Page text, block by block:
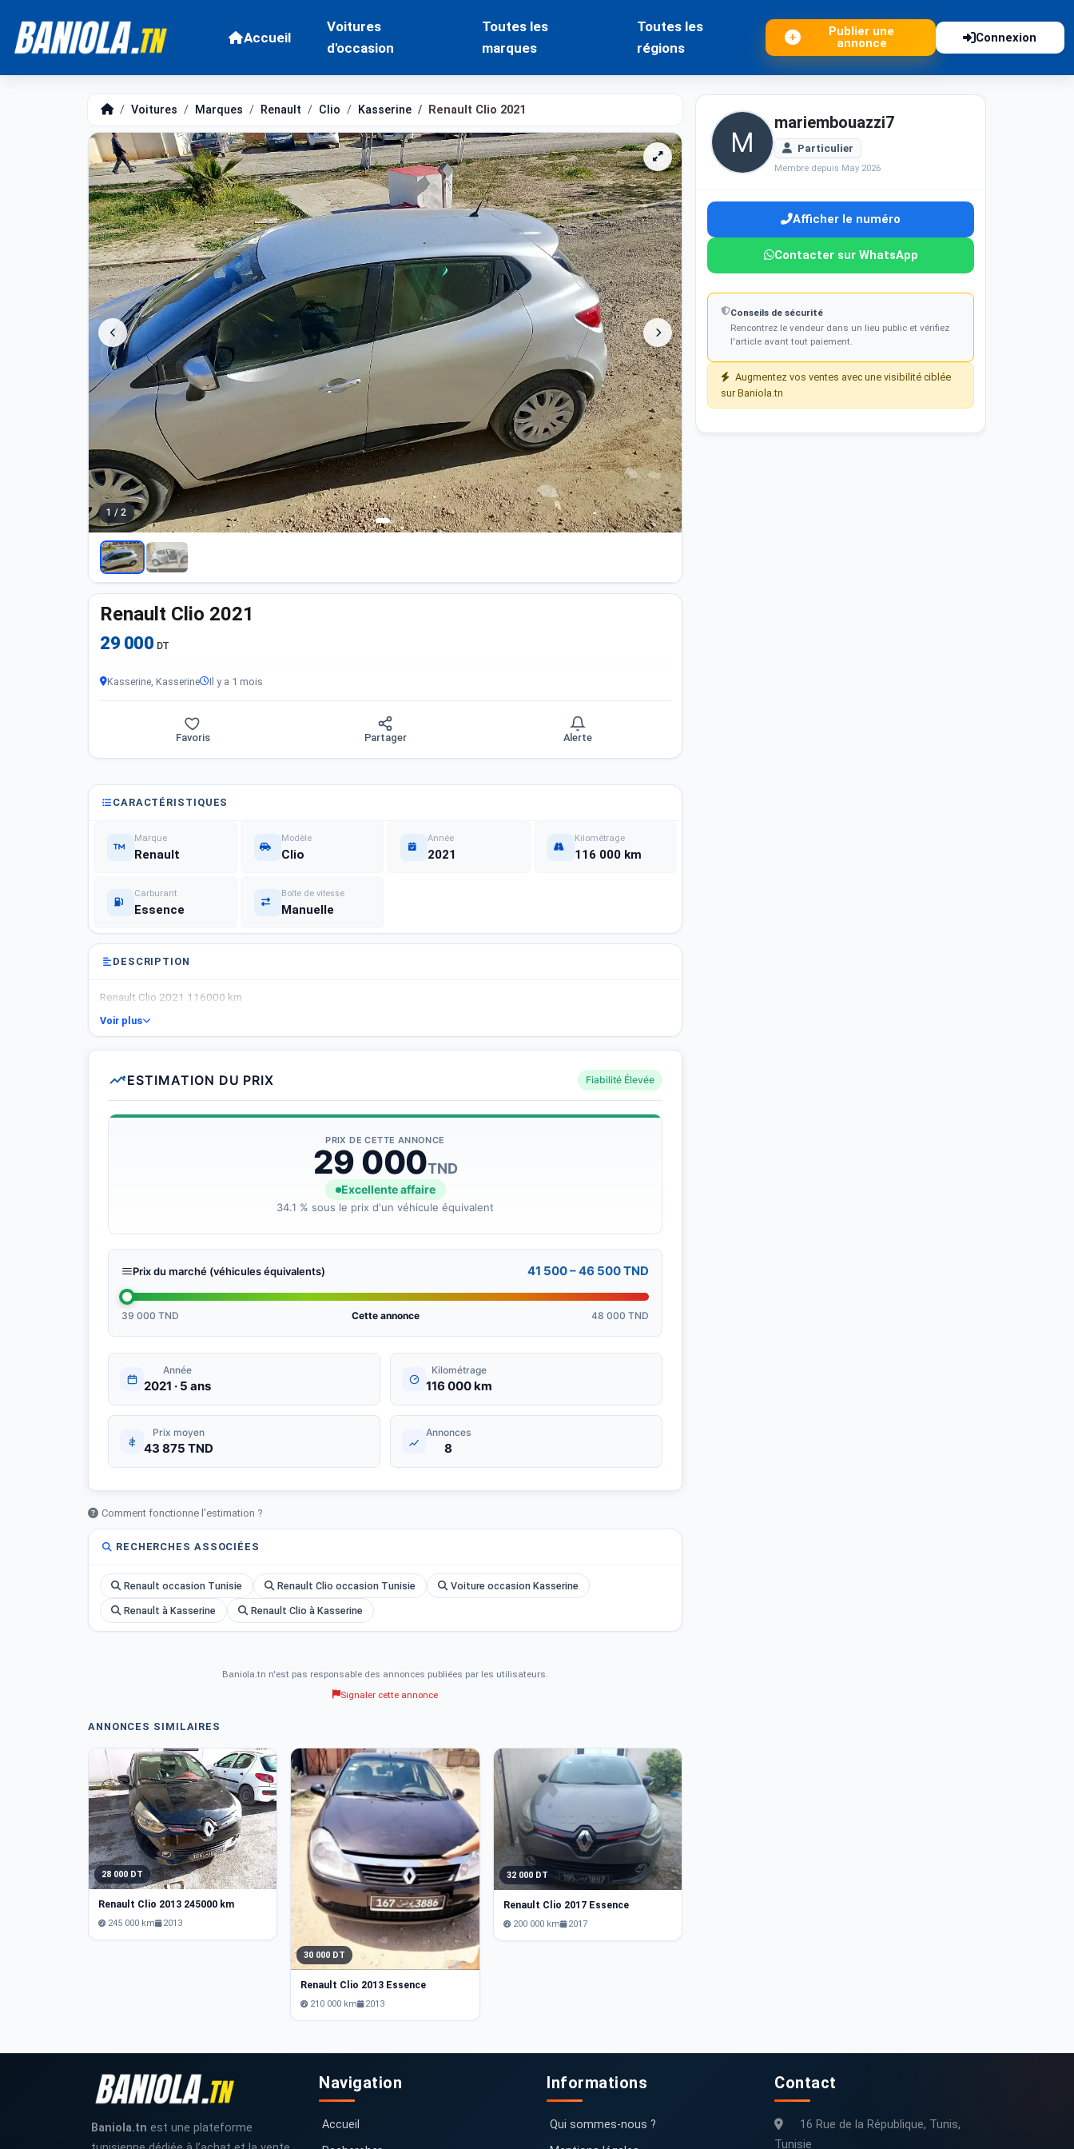
Accueil
Voitures
d'occasion
Toutes les
marques
Toutes les
régions
Publier une
annonce
Connexion
Voitures Marques Renault Clio Kasserine Renault Clio 2021
1 / 2
Renault Clio 2021
29 000 DT
Kasserine, Kasserine Il y a 1 mois
Favoris Partager Alerte
CARACTÉRISTIQUES
Marque
Renault
Modèle
Clio
Année
2021
Kilométrage
116 000 km
Carburant
Essence
Boîte de vitesse
Manuelle
DESCRIPTION
Renault Clio 2021 116000 km
Voir plus
ESTIMATION DU PRIX Fiabilité Élevée
PRIX DE CETTE ANNONCE
29 000TND
Excellente affaire
34.1 % sous le prix d'un véhicule équivalent
Prix du marché (véhicules équivalents) 41 500 – 46 500 TND
39 000 TND Cette annonce 48 000 TND
Année
2021 · 5 ans
Kilométrage
116 000 km
Prix moyen
43 875 TND
Annonces
8
Comment fonctionne l'estimation ?
RECHERCHES ASSOCIÉES
Renault occasion Tunisie Renault Clio occasion Tunisie Voiture occasion Kasserine
Renault à Kasserine Renault Clio à Kasserine
Baniola.tn n'est pas responsable des annonces publiées par les utilisateurs.
Signaler cette annonce
ANNONCES SIMILAIRES
28 000 DT
Renault Clio 2013 245000 km
245 000 km 2013
30 000 DT
Renault Clio 2013 Essence
210 000 km 2013
32 000 DT
Renault Clio 2017 Essence
200 000 km 2017
mariembouazzi7
Particulier
Membre depuis May 2026
Afficher le numéro
Contacter sur WhatsApp
Conseils de sécurité
Rencontrez le vendeur dans un lieu public et vérifiez
l'article avant tout paiement.
Augmentez vos ventes avec une visibilité ciblée
sur Baniola.tn
Baniola.tn est une plateforme
Navigation
Accueil
Informations
Qui sommes-nous ?
Contact
16 Rue de la République, Tunis,
Tunisie